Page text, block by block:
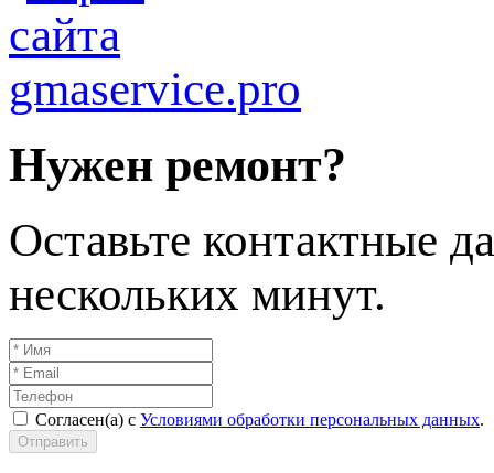
Нужен ремонт?
Оставьте контактные
нескольких минут.
Согласен(а) с Условиями обработки персональных данных.
Отправить